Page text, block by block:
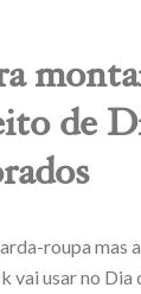
de
roupa mas
vai usar no Dia